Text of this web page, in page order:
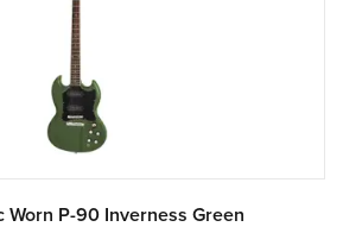
Worn P-90 Inverness Green